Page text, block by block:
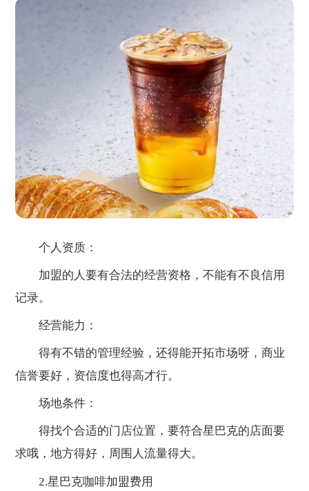
个人资质：
加盟的人要有合法的经营资格，不能有不良信用
记录。
经营能力：
得有不错的管理经验，还得能开拓市场呀，商业
信誉要好，资信度也得高才行。
场地条件：
得找个合适的门店位置，要符合星巴克的店面要
求哦，地方得好，周围人流量得大。
2.星巴克咖啡加盟费用